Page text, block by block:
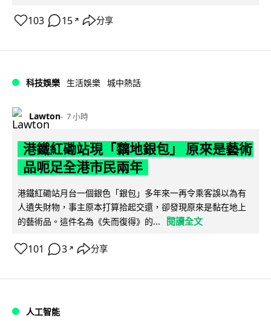
103 15 ↗ 分享
科技娛樂 生活娛樂 城中熱話
Lawton 7 小時
港鐵紅磡站現「黐地銀包」 原來是藝術
品呃足全港市民兩年
港鐵紅磡站月台一個銀色「銀包」多年來一再令乘客誤以為有
人遺失財物，事主原本打算拾起交還，卻發現原來是黏在地上
的藝術品。這件名為《失而復得》的...
閱讀全文
101 3 ↗ 分享
人工智能